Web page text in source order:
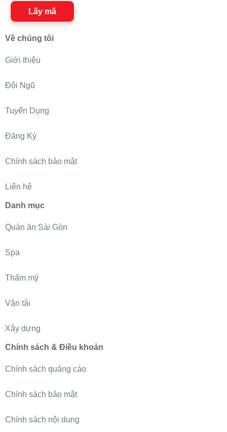
Lấy mã
Về chúng tôi
Giới thiệu
Đội Ngũ
Tuyển Dụng
Đăng Ký
Chính sách bảo mật
Liên hệ
Danh mục
Quán ăn Sài Gòn
Spa
Thẩm mỹ
Vận tải
Xây dựng
Chính sách & Điều khoản
Chính sách quảng cáo
Chính sách bảo mật
Chính sách nội dung